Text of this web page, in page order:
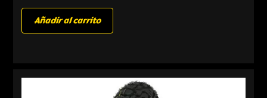
Añadir al carrito